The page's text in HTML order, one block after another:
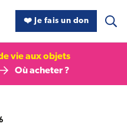
❤️ Je fais un don
vie aux objets
Où acheter ?